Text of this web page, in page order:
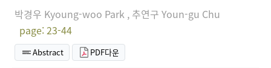
박경우 Kyoung-woo Park , 추연구 Youn-gu Chu
page: 23-44
Abstract PDF다운